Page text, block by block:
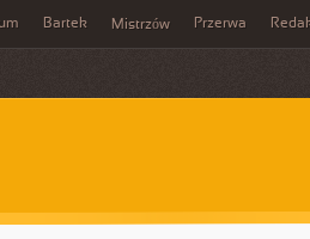
Bartek Mistrzów Przerwa